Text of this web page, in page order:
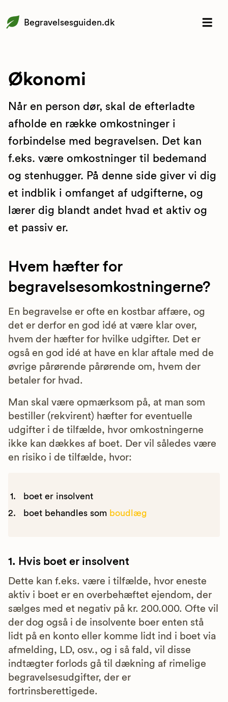
Begravelsesguiden.dk
Økonomi
Når en person dør, skal de efterladte
afholde en række omkostninger i
forbindelse med begravelsen. Det kan
f.eks. være omkostninger til bedemand
og stenhugger. På denne side giver vi dig
et indblik i omfanget af udgifterne, og
lærer dig blandt andet hvad et aktiv og
et passiv er.
Hvem hæfter for
begravelsesomkostningerne?
En begravelse er ofte en kostbar affære, og
det er derfor en god idé at være klar over,
hvem der hæfter for hvilke udgifter. Det er
også en god idé at have en klar aftale med de
øvrige pårørende pårørende om, hvem der
betaler for hvad.
Man skal være opmærksom på, at man som
bestiller (rekvirent) hæfter for eventuelle
udgifter i de tilfælde, hvor omkostningerne
ikke kan dækkes af boet. Der vil således være
en risiko i de tilfælde, hvor:
boet er insolvent
boet behandles som boudlæg
1. Hvis boet er insolvent
Dette kan f.eks. være i tilfælde, hvor eneste
aktiv i boet er en overbehæftet ejendom, der
sælges med et negativ på kr. 200.000. Ofte vil
der dog også i de insolvente boer enten stå
lidt på en konto eller komme lidt ind i boet via
afmelding, LD, osv., og i så fald, vil disse
indtægter forlods gå til dækning af rimelige
begravelsesudgifter, der er
fortrinsberettigede.